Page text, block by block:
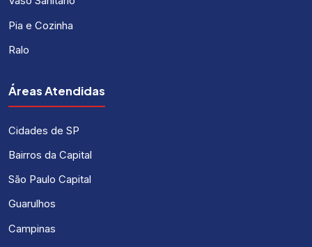
Pia e Cozinha
Ralo
Áreas Atendidas
Cidades de SP
Bairros da Capital
São Paulo Capital
Guarulhos
Campinas